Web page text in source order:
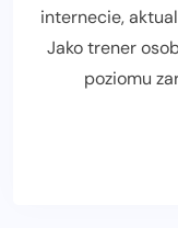
internecie,
Jako trener
poziomu